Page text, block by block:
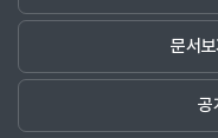
문서
공